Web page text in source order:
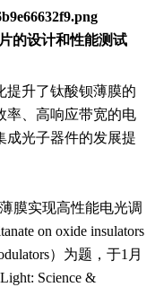
的设计和性能测试
提升了钛酸钡薄膜的
率、高响应带宽的电
成光子器件的发展提
膜实现高性能电光调
on oxide insulators
）为题，于1月
Science &